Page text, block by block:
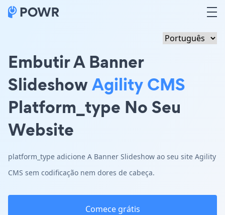
Embutir A Banner
SlideshowAgility CMS
Platform_type No Seu
Website
platform_type adicione A Banner Slideshow ao seu site Agility
CMS sem codificação nem dores de cabeça.
Comece grátis